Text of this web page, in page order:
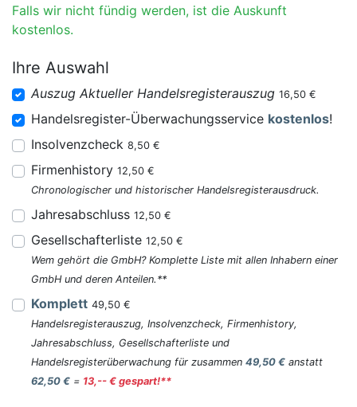
Falls wir nicht fündig werden, ist die Auskunft
kostenlos.
Ihre Auswahl
Auszug Aktueller Handelsregisterauszug 16,50 €
Handelsregister-Überwachungsservice kostenlos!
Insolvenzcheck 8,50 €
Firmenhistory 12,50 €
Chronologischer und historischer Handelsregisterausdruck.
Jahresabschluss 12,50 €
Gesellschafterliste 12,50 €
Wem gehört die GmbH? Komplette Liste mit allen Inhabern einer
GmbH und deren Anteilen.**
Komplett 49,50 €
Handelsregisterauszug, Insolvenzcheck, Firmenhistory,
Jahresabschluss, Gesellschafterliste und
Handelsregisterüberwachung für zusammen 49,50 € anstatt
62,50 € = 13,-- € gespart!**